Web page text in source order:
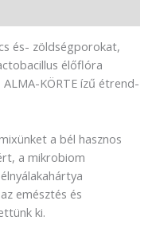
és- zöldségporokat,
élőflóra
KÖRTE ízű étrend-
a bél hasznos
a mikrobiom
emésztés és
ki.